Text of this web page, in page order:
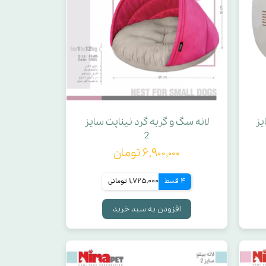
لانه سگ و گربه گرد نیناپت سایز
2
۶,۹۰۰,۰۰۰ تومان
4 قسط 1,725,000 تومانی
افزودن به سبد خرید